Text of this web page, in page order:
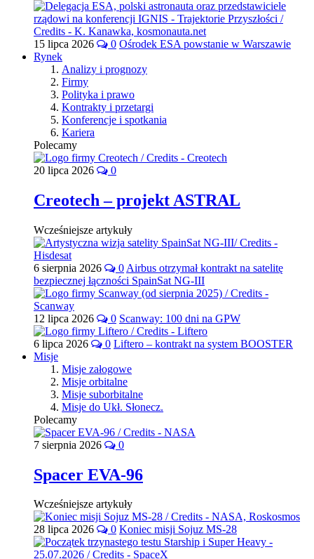
15 lipca 2026 0 Ośrodek ESA powstanie w Warszawie
Rynek
Analizy i prognozy
Firmy
Polityka i prawo
Kontrakty i przetargi
Konferencje i spotkania
Kariera
Polecamy
20 lipca 2026 0
Creotech – projekt ASTRAL
Wcześniejsze artykuły
6 sierpnia 2026 0 Airbus otrzymał kontrakt na satelitę
bezpiecznej łączności SpainSat NG-III
12 lipca 2026 0 Scanway: 100 dni na GPW
6 lipca 2026 0 Liftero – kontrakt na system BOOSTER
Misje
Misje załogowe
Misje orbitalne
Misje suborbitalne
Misje do Ukł. Słonecz.
Polecamy
7 sierpnia 2026 0
Spacer EVA-96
Wcześniejsze artykuły
28 lipca 2026 0 Koniec misji Sojuz MS-28